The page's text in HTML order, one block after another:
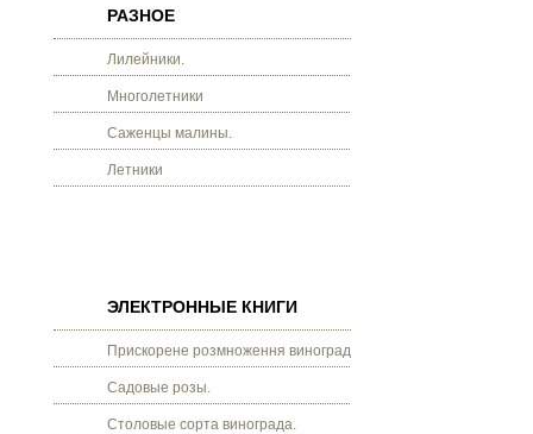
РАЗНОЕ
Лилейники.
Многолетники
Саженцы малины.
Летники
ЭЛЕКТРОННЫЕ КНИГИ
Прискорене розмноження винограду.
Садовые розы.
Столовые сорта винограда.